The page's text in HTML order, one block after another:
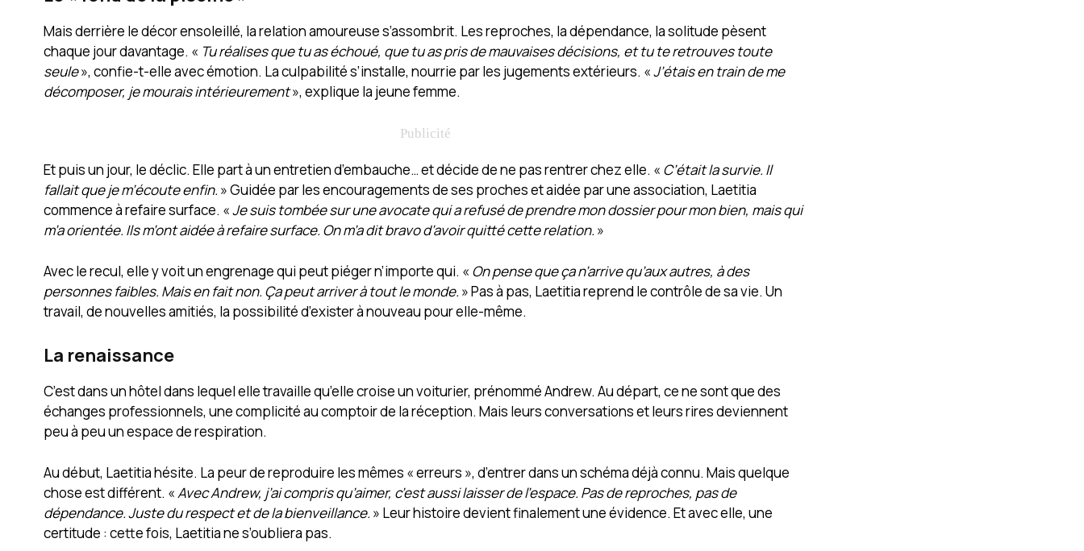
Mais derrière le décor ensoleillé, la relation amoureuse s’assombrit. Les reproches, la dépendance, la solitude pèsent
chaque jour davantage. « Tu réalises que tu as échoué, que tu as pris de mauvaises décisions, et tu te retrouves toute
seule», confie-t-elle avec émotion. La culpabilité s’installe, nourrie par les jugements extérieurs. «J’étais en train de me
décomposer, je mourais intérieurement», explique la jeune femme.
Et puis un jour, le déclic. Elle part à un entretien d’embauche… et décide de ne pas rentrer chez elle. « C’était la survie. Il
fallait que je m’écoute enfin. » Guidée par les encouragements de ses proches et aidée par une association, Laetitia
commence à refaire surface. «Je suis tombée sur une avocate qui a refusé de prendre mon dossier pour mon bien, mais qui
m’a orientée. Ils m’ont aidée à refaire surface. On m’a dit bravo d’avoir quitté cette relation. »
Avec le recul, elle y voit un engrenage qui peut piéger n’importe qui. « On pense que ça n’arrive qu’aux autres, à des
personnes faibles. Mais en fait non. Ça peut arriver à tout le monde. » Pas à pas, Laetitia reprend le contrôle de sa vie. Un
travail, de nouvelles amitiés, la possibilité d’exister à nouveau pour elle-même.
La renaissance
C’est dans un hôtel dans lequel elle travaille qu’elle croise un voiturier, prénommé Andrew. Au départ, ce ne sont que des
échanges professionnels, une complicité au comptoir de la réception. Mais leurs conversations et leurs rires deviennent
peu à peu un espace de respiration.
Au début, Laetitia hésite. La peur de reproduire les mêmes « erreurs », d’entrer dans un schéma déjà connu. Mais quelque
chose est différent. «Avec Andrew, j’ai compris qu’aimer, c’est aussi laisser de l’espace. Pas de reproches, pas de
dépendance. Juste du respect et de la bienveillance. » Leur histoire devient finalement une évidence. Et avec elle, une
certitude : cette fois, Laetitia ne s’oubliera pas.